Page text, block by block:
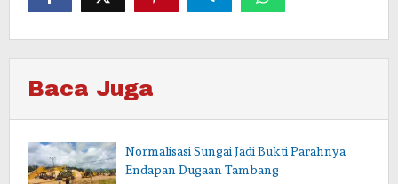
Baca Juga
Normalisasi Sungai Jadi Bukti Parahnya
Endapan Dugaan Tambang